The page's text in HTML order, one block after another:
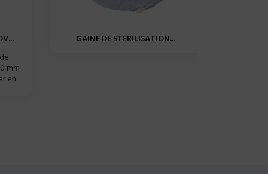
mm
en
GAINE DE STERILISATION...